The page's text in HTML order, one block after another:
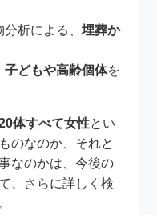
分析による、埋葬か
子どもや高齢個体を
体すべて女性とい
のなのか、それと
なのかは、今後の
、さらに詳しく検